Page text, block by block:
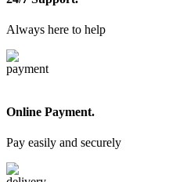
Always here to help
Online Payment.
Pay easily and securely